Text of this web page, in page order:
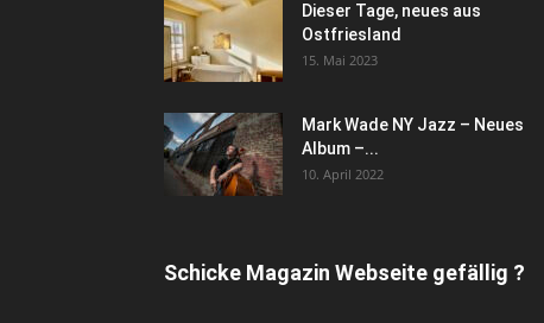
Dieser Tage, neues aus
Ostfriesland
15. Mai 2023
Mark Wade NY Jazz – Neues
Album –...
10. April 2022
Schicke Magazin Webseite gefällig ?